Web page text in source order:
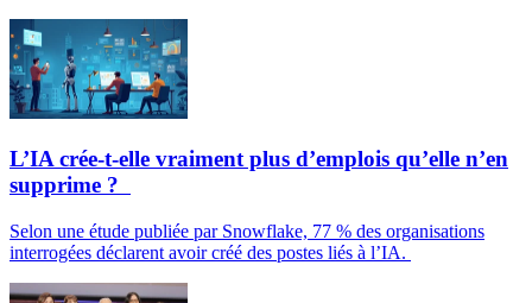
L’IA crée-t-elle vraiment plus d’emplois qu’elle n’en
supprime ?
Selon une étude publiée par Snowflake, 77 % des organisations
interrogées déclarent avoir créé des postes liés à l’IA.